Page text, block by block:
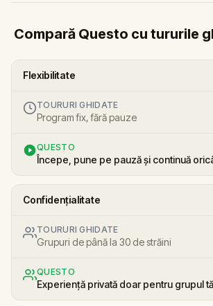
Compară Questo cu tururile
Flexibilitate
TOURURI GHIDATE
Program fix, fără pauze
QUESTO
Începe, pune pe pauză și continuă
Confidențialitate
TOURURI GHIDATE
Grupuri de până la 30 de străini
QUESTO
Experiență privată doar pentru grupul